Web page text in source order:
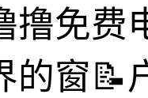
撸免费
的窗📝